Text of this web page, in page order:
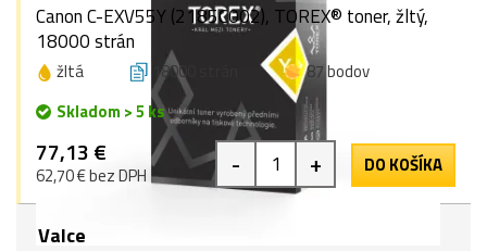
Canon C-EXV55Y (2185C002), TOREX® toner, žltý,
18000 strán
žltá 18000 strán
87 bodov
Skladom > 5 ks
77,13 €
62,70 € bez DPH - + DO KOŠÍKA
Valce